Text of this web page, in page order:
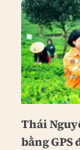
Thái
bằng GPS